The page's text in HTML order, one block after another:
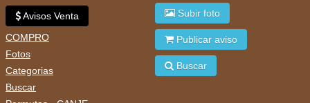
Avisos Venta
COMPRO
Fotos
Categorias
Buscar
Subir foto
Publicar aviso
Buscar